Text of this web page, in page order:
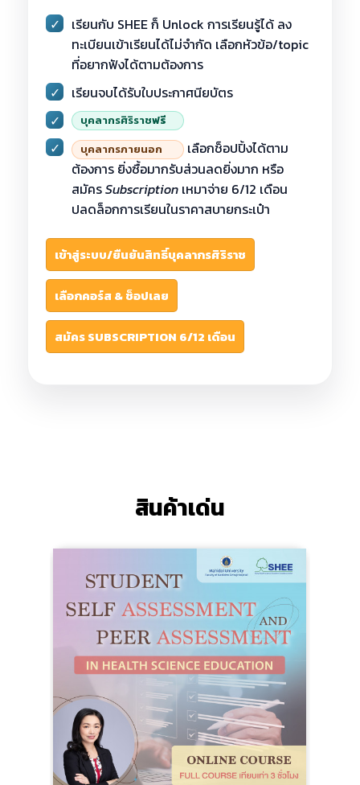
✓
เรียนกับ SHEE ก็ Unlock การเรียนรู้ได้ ลง
ทะเบียนเข้าเรียนได้ไม่จำกัด เลือกหัวข้อ/topic
ที่อยากฟังได้ตามต้องการ
✓
เรียนจบได้รับใบประกาศนียบัตร
✓
บุคลากรศิริราชฟรี
✓ บุคลากรภายนอก
เลือกช็อปปิ้งได้ตาม
ต้องการ ยิ่งซื้อมากรับส่วนลดยิ่งมาก หรือ
สมัครSubscription เหมาจ่าย 6/12 เดือน
ปลดล็อกการเรียนในราคาสบายกระเป๋า
เข้าสู่ระบบ/ยืนยันสิทธิ์บุคลากรศิริราช
เลือกคอร์ส & ช็อปเลย
สมัคร SUBSCRIPTION 6/12 เดือน
สินค้าเด่น